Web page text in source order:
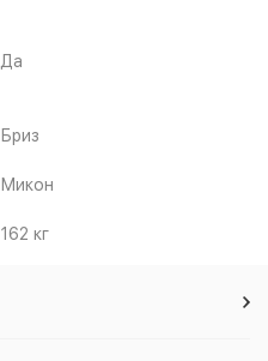
Да
Бриз
Микон
162 кг